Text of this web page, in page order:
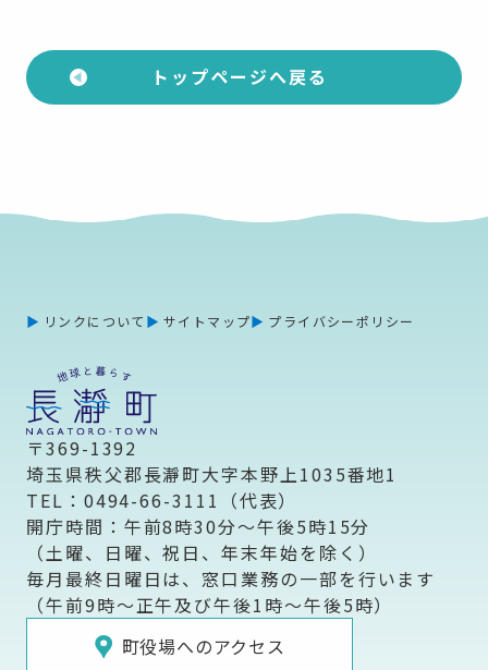
トップページへ戻る
リンクについて サイトマップ プライバシーポリシー
〒369-1392
埼玉県秩父郡長瀞町大字本野上1035番地1
TEL：0494-66-3111（代表）
開庁時間：午前8時30分～午後5時15分
（土曜、日曜、祝日、年末年始を除く）
毎月最終日曜日は、窓口業務の一部を行います
（午前9時～正午及び午後1時～午後5時）
町役場へのアクセス